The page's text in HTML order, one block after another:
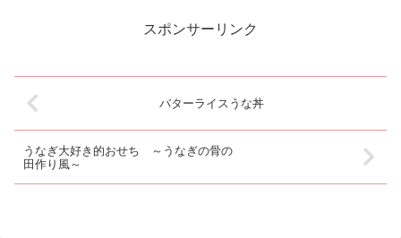
社の間を入ると柏銀座通りと呼
スポンサーリンク
バターライスうな丼
うなぎ大好き的おせち ～うなぎの骨の
田作り風～